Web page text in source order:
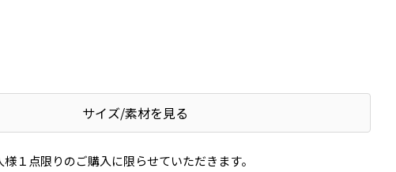
サイズ/素材を見る
１点限りのご購入に限らせていただきます。